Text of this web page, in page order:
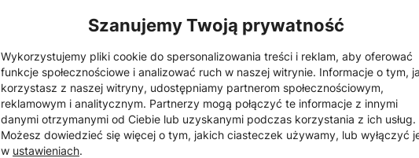
możliwość
dostęp do konta
Szanujemy Twoją prywatność
Wykorzystujemy pliki cookie do spersonalizowania treści i reklam, aby oferować
funkcje społecznościowe i analizować ruch w naszej witrynie. Informacje o tym,
korzystasz z naszej witryny, udostępniamy partnerom społecznościowym,
reklamowym i analitycznym. Partnerzy mogą połączyć te informacje z innymi
danymi otrzymanymi od Ciebie lub uzyskanymi podczas korzystania z ich usług.
Możesz dowiedzieć się więcej o tym, jakich ciasteczek używamy, lub wyłączyć
w ustawieniach.